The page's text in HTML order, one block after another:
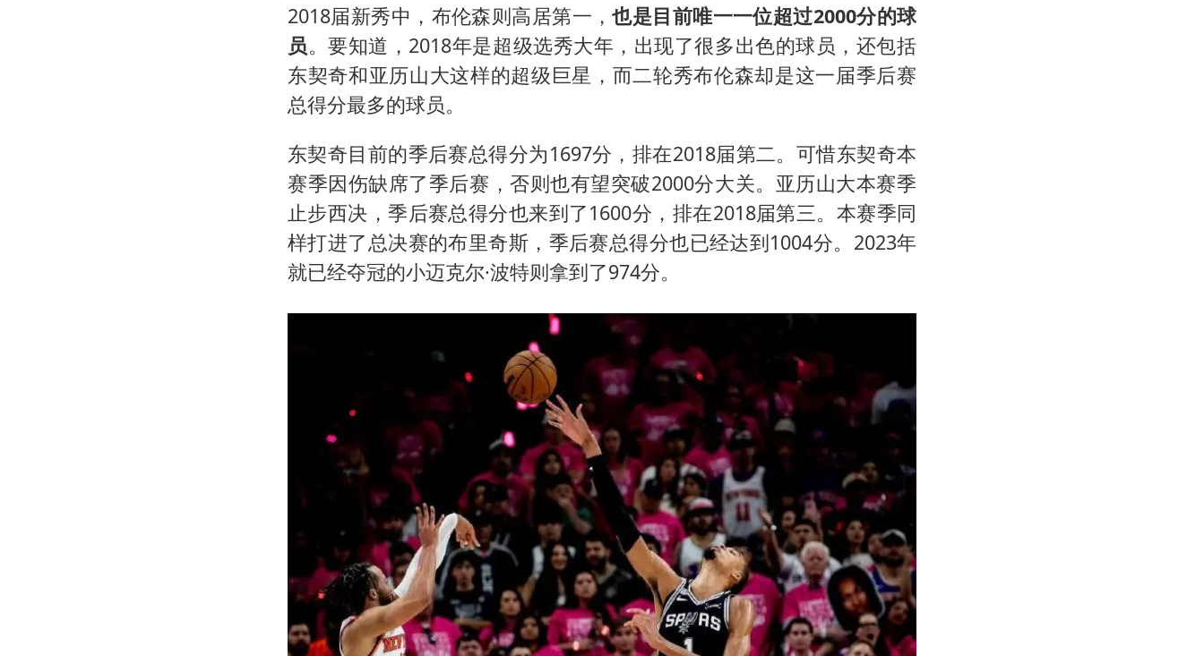
2018届新秀中，布伦森则高居第一，也是目前唯一一位超过2000分的球
员。要知道，2018年是超级选秀大年，出现了很多出色的球员，还包括
东契奇和亚历山大这样的超级巨星，而二轮秀布伦森却是这一届季后赛
总得分最多的球员。
东契奇目前的季后赛总得分为1697分，排在2018届第二。可惜东契奇本
赛季因伤缺席了季后赛，否则也有望突破2000分大关。亚历山大本赛季
止步西决，季后赛总得分也来到了1600分，排在2018届第三。本赛季同
样打进了总决赛的布里奇斯，季后赛总得分也已经达到1004分。2023年
就已经夺冠的小迈克尔·波特则拿到了974分。